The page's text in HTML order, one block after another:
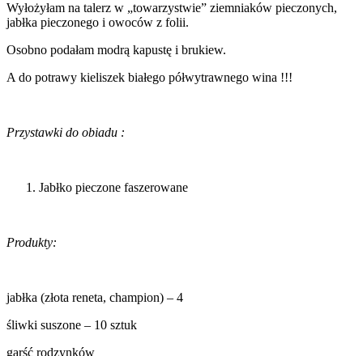
Wyłożyłam na talerz w „towarzystwie” ziemniaków pieczonych,
jabłka pieczonego i owoców z folii.
Osobno podałam modrą kapustę i brukiew.
A do potrawy kieliszek białego półwytrawnego wina !!!
Przystawki do obiadu :
Jabłko pieczone faszerowane
Produkty:
jabłka (złota reneta, champion) – 4
śliwki suszone – 10 sztuk
garść rodzynków